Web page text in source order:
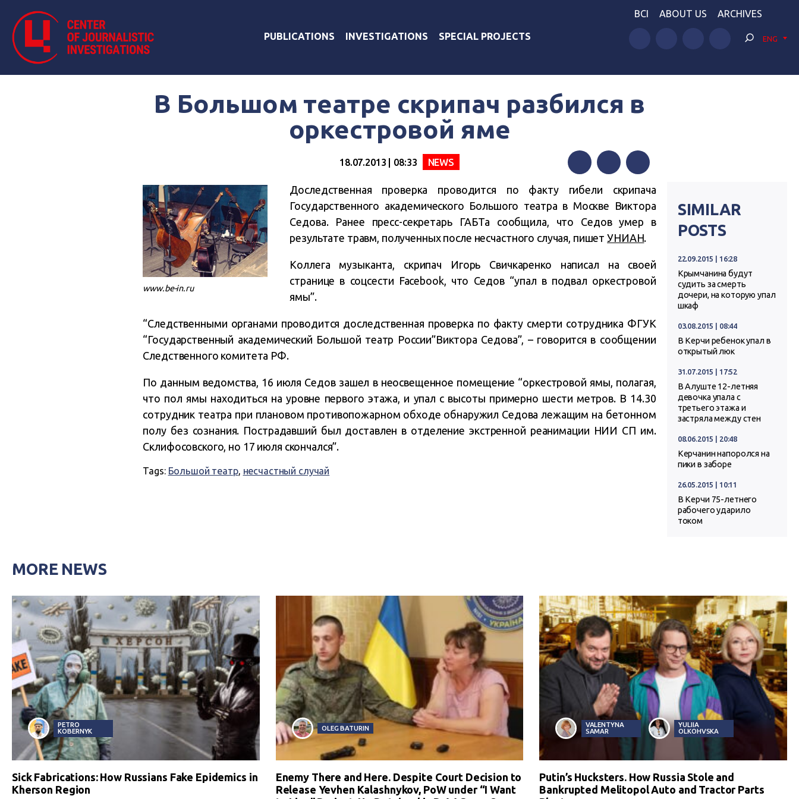
PUBLICATIONS INVESTIGATIONS SPECIAL PROJECTS
BCI ABOUT US ARCHIVES
ENG
В Большом театре скрипач разбился в
оркестровой яме
18.07.2013 | 08:33 NEWS
FacebookTwitterTelegram
www.be-in.ru
Доследственная проверка проводится по факту гибели скрипача
Государственного академического Большого театра в Москве Виктора
Седова. Ранее пресс-секретарь ГАБТа сообщила, что Седов умер в
результате травм, полученных после несчастного случая, пишетУНИАН.
Коллега музыканта, скрипач Игорь Свичкаренко написал на своей
странице в соцсести Facebook, что Седов “упал в подвал оркестровой
ямы”.
“Следственными органами проводится доследственная проверка по факту смерти сотрудника ФГУК
“Государственный академический Большой театр России”Виктора Седова”, – говорится в сообщении
Следственного комитета РФ.
По данным ведомства, 16 июля Седов зашел в неосвещенное помещение “оркестровой ямы, полагая,
что пол ямы находиться на уровне первого этажа, и упал с высоты примерно шести метров. В 14.30
сотрудник театра при плановом противопожарном обходе обнаружил Седова лежащим на бетонном
полу без сознания. Пострадавший был доставлен в отделение экстренной реанимации НИИ СП им.
Склифосовского, но 17 июля скончался”.
Tags: Большой театр, несчастный случай
SIMILAR
POSTS
22.09.2015 | 16:28
Крымчанина будут
судить за смерть
дочери, на которую упал
шкаф
03.08.2015 | 08:44
В Керчи ребенок упал в
открытый люк
31.07.2015 | 17:52
В Алуште 12-летняя
девочка упала с
третьего этажа и
застряла между стен
08.06.2015 | 20:48
Керчанин напоролся на
пики в заборе
26.05.2015 | 10:11
В Керчи 75-летнего
рабочего ударило
током
MORE NEWS
PETRO
KOBERNYK
Sick Fabrications: How Russians Fake Epidemics in
Kherson Region
OLEG BATURIN
Enemy There and Here. Despite Court Decision to
Release Yevhen Kalashnykov, PoW under “I Want
VALENTYNA
SAMAR
YULIIA
OLKOHVSKA
Putin’s Hucksters. How Russia Stole and
Bankrupted Melitopol Auto and Tractor Parts